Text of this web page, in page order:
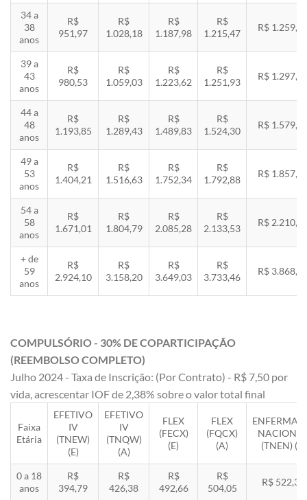
34 a
38
anos
R$
951,97
R$
1.028,18
R$
1.187,98
R$
1.215,47
R$
39 a
43
anos
R$
980,53
R$
1.059,03
R$
1.223,62
R$
1.251,93
R$
44 a
48
anos
R$
1.193,85
R$
1.289,43
R$
1.489,83
R$
1.524,30
R$
49 a
53
anos
R$
1.404,21
R$
1.516,63
R$
1.752,34
R$
1.792,88
R$
54 a
58
anos
R$
1.671,01
R$
1.804,79
R$
2.085,28
R$
2.133,53
R$
+ de
59
anos
R$
2.924,10
R$
3.158,20
R$
3.649,03
R$
3.733,46
R$
COMPULSÓRIO - 30% DE COPARTICIPAÇÃO
(REEMBOLSO COMPLETO)
Julho 2024 - Taxa de Inscrição: (Por Contrato) - R$ 7,50 por
vida, acrescentar IOF de 2,38% sobre o valor total final
Faixa
Etária
EFETIVO
IV
(TNEW)
(E)
EFETIVO
IV
(TNQW)
(A)
FLEX
(FECX)
(E)
FLEX
(FQCX)
(A)
(TNEN) (E)
0 a 18
anos
R$
394,79
R$
426,38
R$
492,66
R$
504,05
R$ 522,33